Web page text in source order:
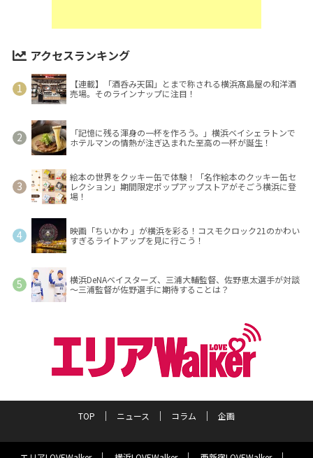
アクセスランキング
【連載】「酒呑み天国」とまで称される横浜髙島屋の和洋酒
売場。そのラインナップに注目！
「記憶に残る渾身の一杯を作ろう。」横浜ベイシェラトンで
ホテルマンの情熱が注ぎ込まれた至高の一杯が誕生！
絵本の世界をクッキー缶で体験！「名作絵本のクッキー缶セ
レクション」期間限定ポップアップストアがそごう横浜に登
場！
映画「ちいかわ 」が横浜を彩る！コスモクロック21のかわい
すぎるライトアップを見に行こう！
横浜DeNAベイスターズ、三浦大輔監督、佐野恵太選手が対談
～三浦監督が佐野選手に期待することは？
TOP ニュース コラム 企画